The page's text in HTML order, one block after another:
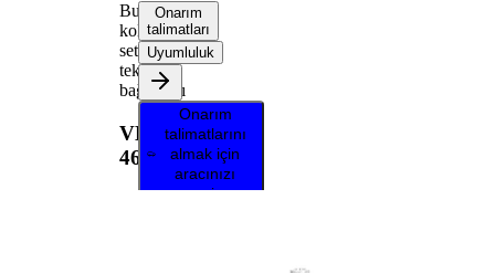
Bugi
kolu
seti,
tekerlek
bağlantısı
VKDS
468500
Onarım
talimatları
Uyumluluk
Onarım
talimatlarını
almak için
aracınızı
seçin